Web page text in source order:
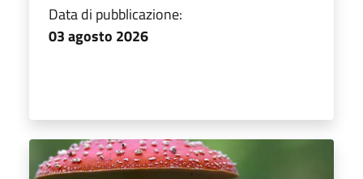
Data di pubblicazione:
03 agosto 2026